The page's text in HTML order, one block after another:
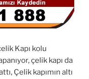
Kapı kolu
çelik kapı da
Çelik kapımın altı